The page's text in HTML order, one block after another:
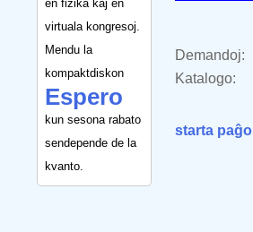
en fizika kaj en
virtuala kongresoj.
Mendu la
kompaktdiskon
Espero
kun sesona rabato
sendepende de la
kvanto.
Demandoj:
Katalogo:
starta paĝo